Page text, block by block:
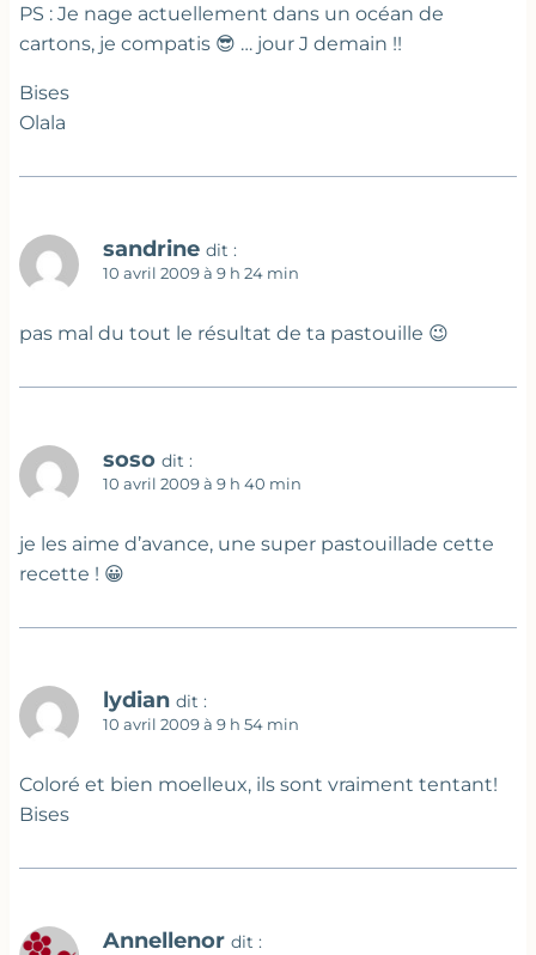
PS : Je nage actuellement dans un océan de
cartons, je compatis 😎 … jour J demain !!
Bises
Olala
sandrine dit :
10 avril 2009 à 9 h 24 min
pas mal du tout le résultat de ta pastouille 😉
soso dit :
10 avril 2009 à 9 h 40 min
je les aime d’avance, une super pastouillade cette
recette ! 😀
lydian dit :
10 avril 2009 à 9 h 54 min
Coloré et bien moelleux, ils sont vraiment tentant!
Bises
Annellenor dit :